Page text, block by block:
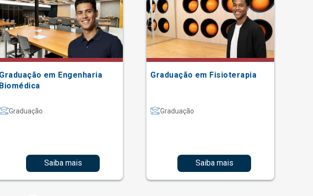
Graduação em Engenharia
Biomédica
Graduação
Saiba mais
Graduação em Fisioterapia
Graduação
Saiba mais